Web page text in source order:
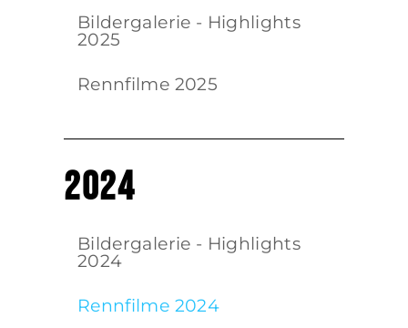
Bildergalerie - Highlights
2025
Rennfilme 2025
2024
Bildergalerie - Highlights
2024
Rennfilme 2024